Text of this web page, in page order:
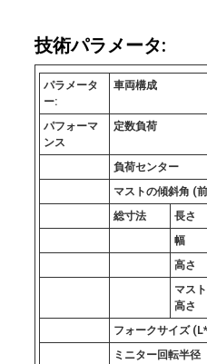
技術パラメータ:
パラメータ
ー:
車両構成
パフォーマ
ンス
定数負荷
負荷センター
マストの傾斜角 (
総寸法
長さ
幅
高さ
マス
高さ
フォークサイズ
ミニター回転半径